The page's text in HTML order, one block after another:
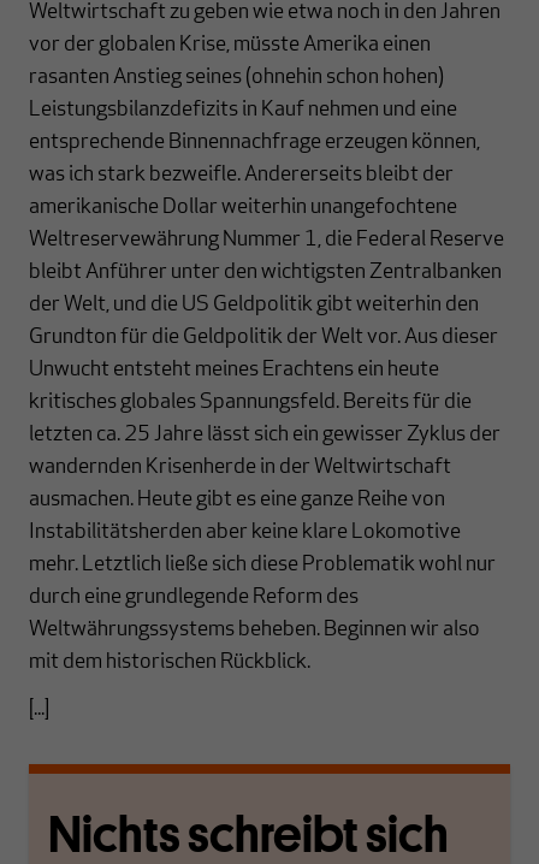
Weltwirtschaft zu geben wie etwa noch in den Jahren
vor der globalen Krise, müsste Amerika einen
rasanten Anstieg seines (ohnehin schon hohen)
Leistungsbilanzdefizits in Kauf nehmen und eine
entsprechende Binnennachfrage erzeugen können,
was ich stark bezweifle. Andererseits bleibt der
amerikanische Dollar weiterhin unangefochtene
Weltreservewährung Nummer 1, die Federal Reserve
bleibt Anführer unter den wichtigsten Zentralbanken
der Welt, und die US Geldpolitik gibt weiterhin den
Grundton für die Geldpolitik der Welt vor. Aus dieser
Unwucht entsteht meines Erachtens ein heute
kritisches globales Spannungsfeld. Bereits für die
letzten ca. 25 Jahre lässt sich ein gewisser Zyklus der
wandernden Krisenherde in der Weltwirtschaft
ausmachen. Heute gibt es eine ganze Reihe von
Instabilitätsherden aber keine klare Lokomotive
mehr. Letztlich ließe sich diese Problematik wohl nur
durch eine grundlegende Reform des
Weltwährungssystems beheben. Beginnen wir also
mit dem historischen Rückblick.
[...]
Nichts schreibt sich